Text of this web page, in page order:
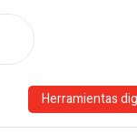
Herramientas